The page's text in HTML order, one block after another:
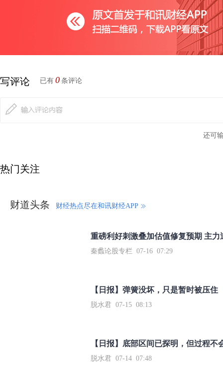
写评论 已有 0 条评论
还可
热门关注
财道头条 财经热点尽在和讯财经APP
秦蠡论股专栏 07-16 07:29
【日报】弹簧没坏，只是暂时被压住
脱水君 07-15 08:13
【日报】底部区间已探明，但过程不
脱水君 07-14 07:48